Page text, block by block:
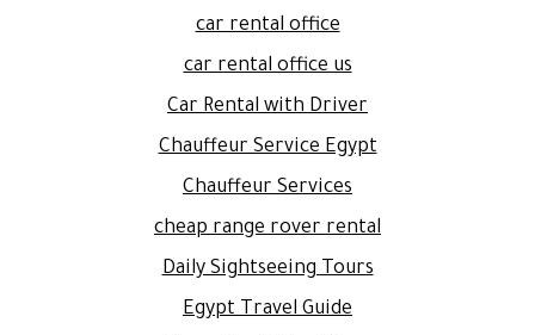
car rental office
car rental office us
Car Rental with Driver
Chauffeur Service Egypt
Chauffeur Services
cheap range rover rental
Daily Sightseeing Tours
Egypt Travel Guide